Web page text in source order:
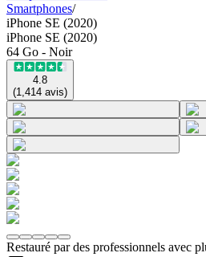
Smartphones/
iPhone SE (2020)
iPhone SE (2020)
64 Go - Noir
4.8
(1,414 avis)
Restauré par des professionnels avec